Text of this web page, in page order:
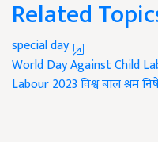
Related
special day
World Day Against Child
Labour 2023विश्व बाल श्रम